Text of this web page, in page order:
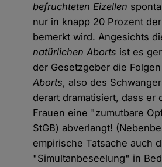
befruchteten Eizellen
nur in knapp 20 Prozent
bemerkt wird. Angesichts
natürlichen Aborts ist es
der Gesetzgeber die
Aborts, also des
derart dramatisiert, dass er
Frauen eine "zumutbare
StGB) abverlangt!
empirische Tatsache auch
"Simultanbeseelung" in